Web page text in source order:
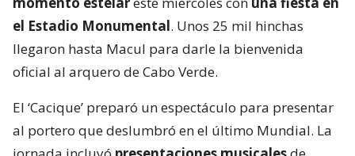
el Estadio Monumental. Unos 25 mil hinchas
llegaron hasta Macul para darle la bienvenida
oficial al arquero de Cabo Verde.
El ‘Cacique’ preparó un espectáculo para presentar
al portero que deslumbró en el último Mundial. La